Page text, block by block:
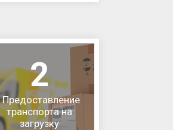
2
Предоставление
транспорта на
загрузку